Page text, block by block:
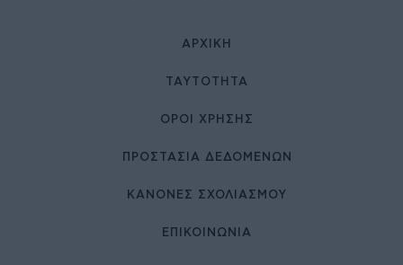
ΑΡΧΙΚΉ
ΤΑΥΤΌΤΗΤΑ
ΌΡΟΙ ΧΡΉΣΗΣ
ΠΡΟΣΤΑΣΙΑ ΔΕΔΟΜΕΝΩΝ
ΚΑΝΟΝΕΣ ΣΧΟΛΙΑΣΜΟΥ
ΕΠΙΚΟΙΝΩΝΊΑ